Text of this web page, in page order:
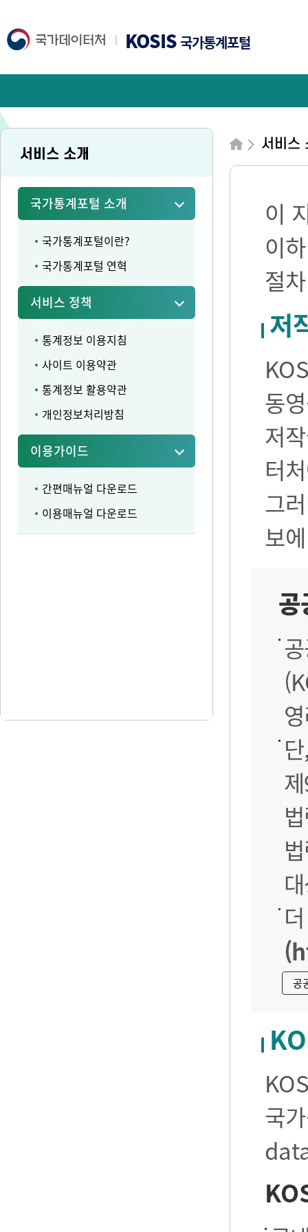
KOSIS국가통계포털
서비스 소개
국가통계포털 소개
국가통계포털이란?
국가통계포털 연혁
서비스 정책
통계정보 이용지침
사이트 이용약관
통계정보 활용약관
개인정보처리방침
이용가이드
간편매뉴얼 다운로드
이용매뉴얼 다운로드
서비스
이
이
절
저
동
저
터
그
보
공
국